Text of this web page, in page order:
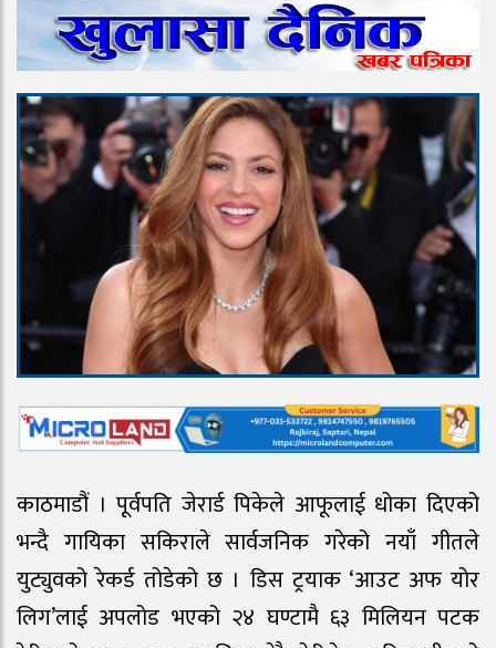
काठमाडौं । पूर्वपति जेरार्ड पिकेले आफूलाई धोका दिएको
भन्दै गायिका सकिराले सार्वजनिक गरेको नयाँ गीतले
युट्युवको रेकर्ड तोडेको छ । डिस ट्रयाक ‘आउट अफ योर
लिग’लाई अपलोड भएको २४ घण्टामै ६३ मिलियन पटक